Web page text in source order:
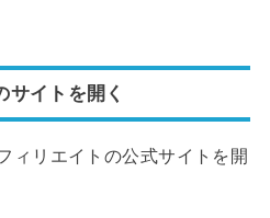
サイトを開く
ィリエイトの公式サイトを開